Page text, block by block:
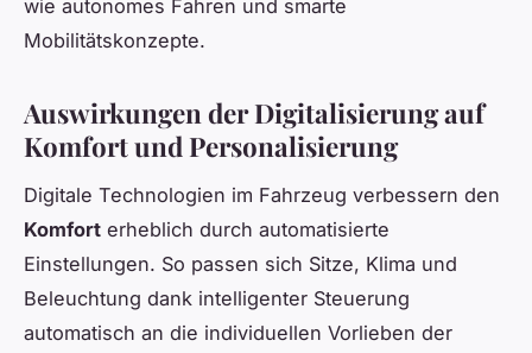
wie autonomes Fahren und smarte
Mobilitätskonzepte.
Auswirkungen der Digitalisierung auf
Komfort und Personalisierung
Digitale Technologien im Fahrzeug verbessern den
Komfort erheblich durch automatisierte
Einstellungen. So passen sich Sitze, Klima und
Beleuchtung dank intelligenter Steuerung
automatisch an die individuellen Vorlieben der